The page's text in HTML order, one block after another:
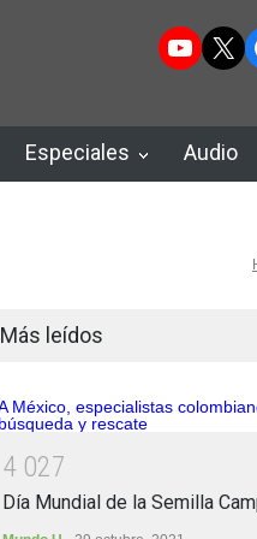
X
Especiales Audio
Más leídos
4 027
Día Mundial de la Semilla